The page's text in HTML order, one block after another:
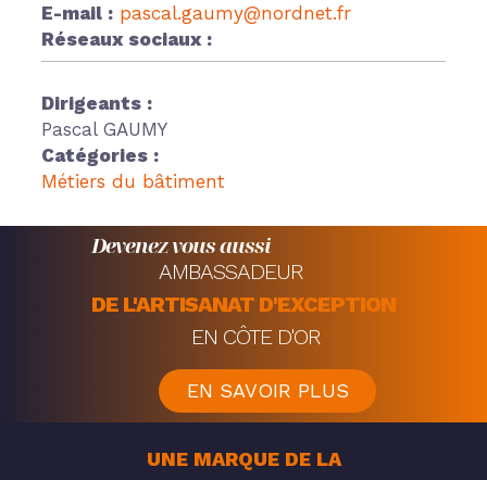
E-mail : pascal.gaumy@nordnet.fr
Réseaux sociaux :
Dirigeants :
Pascal GAUMY
Catégories :
Métiers du bâtiment
Devenez vous aussi
AMBASSADEUR
DE L'ARTISANAT D'EXCEPTION
EN CÔTE D'OR
EN SAVOIR PLUS
UNE MARQUE DE LA